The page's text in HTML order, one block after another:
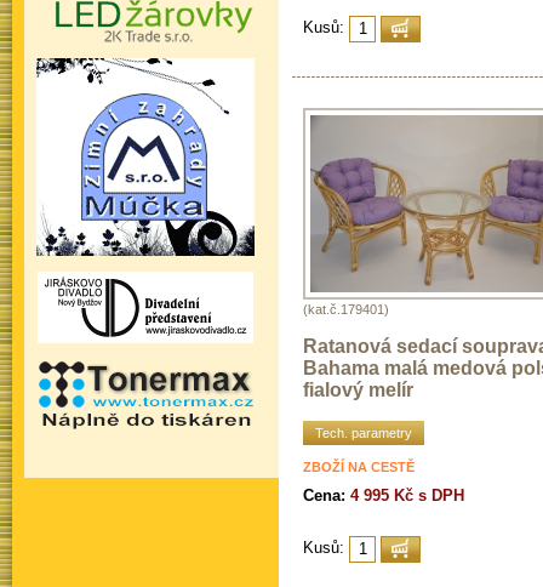
Kusů:
(kat.č.179401)
Ratanová sedací
Bahama malá medová
fialový melír
Tech. parametry
ZBOŽÍ NA CESTĚ
Cena: 4 995 Kč s DPH
Kusů: